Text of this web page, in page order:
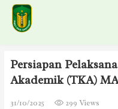
Persiapan
Akademik (TKA)
31/10/2025 299 Views